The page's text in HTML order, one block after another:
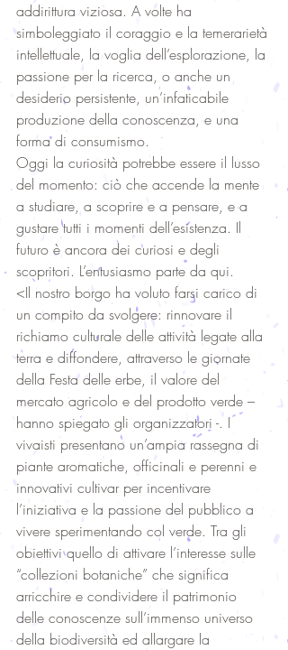
addirittura viziosa. A volte ha
simboleggiato il coraggio e la temerarietà
intellettuale, la voglia dell’esplorazione, la
passione per la ricerca, o anche un
desiderio persistente, un’infaticabile
produzione della conoscenza, e una
forma di consumismo.
Oggi la curiosità potrebbe essere il lusso
del momento: ciò che accende la mente
a studiare, a scoprire e a pensare, e a
gustare tutti i momenti dell’esistenza. Il
futuro è ancora dei curiosi e degli
scopritori. L’entusiasmo parte da qui.
<Il nostro borgo ha voluto farsi carico di
un compito da svolgere: rinnovare il
richiamo culturale delle attività legate alla
terra e diffondere, attraverso le giornate
della Festa delle erbe, il valore del
mercato agricolo e del prodotto verde –
hanno spiegato gli organizzatori -. I
vivaisti presentano un’ampia rassegna di
piante aromatiche, officinali e perenni e
innovativi cultivar per incentivare
l’iniziativa e la passione del pubblico a
vivere sperimentando col verde. Tra gli
obiettivi quello di attivare l’interesse sulle
“collezioni botaniche” che significa
arricchire e condividere il patrimonio
delle conoscenze sull’immenso universo
della biodiversità ed allargare la